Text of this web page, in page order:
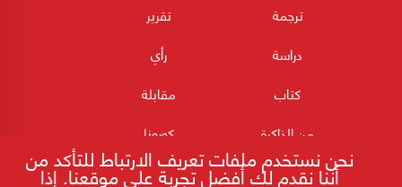
ترجمة
تقرير
دراسة
رأي
كتاب
مقابلة
من الذاكرة
كورونا
نحن نستخدم ملفات تعريف الارتباط للتأكد من
أننا نقدم لك أفضل تجربة على موقعنا. إذا